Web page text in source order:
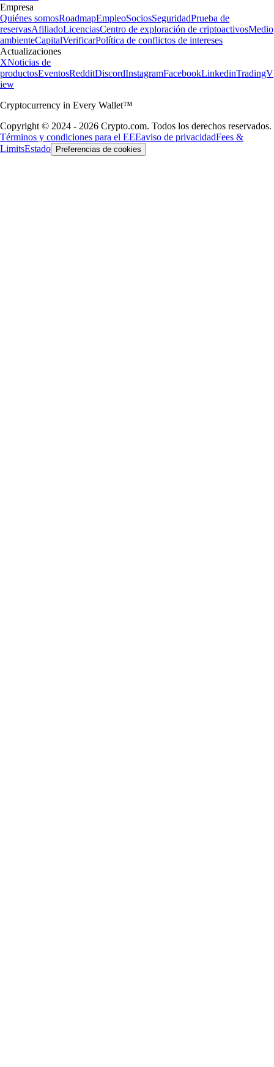
Empresa
Quiénes somosRoadmapEmpleoSociosSeguridadPrueba de
reservasAfiliadoLicenciasCentro de exploración de criptoactivosMedio
ambienteCapitalVerificarPolítica de conflictos de intereses
Actualizaciones
XNoticias de
productosEventosRedditDiscordInstagramFacebookLinkedinTradingV
iew
Cryptocurrency in Every Wallet™
Copyright © 2024 - 2026 Crypto.com. Todos los derechos reservados.
Términos y condiciones para el EEEaviso de privacidadFees &
LimitsEstado Preferencias de cookies